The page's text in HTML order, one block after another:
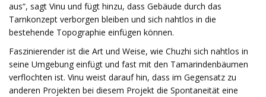
aus“, sagt Vinu und fügt hinzu, dass Gebäude durch das
Tarnkonzept verborgen bleiben und sich nahtlos in die
bestehende Topographie einfügen können.
Faszinierender ist die Art und Weise, wie Chuzhi sich nahtlos in
seine Umgebung einfügt und fast mit den Tamarindenbäumen
verflochten ist. Vinu weist darauf hin, dass im Gegensatz zu
anderen Projekten bei diesem Projekt die Spontaneität eine